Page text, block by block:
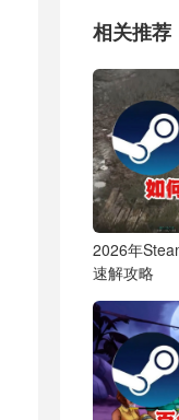
相关推荐
2026年
速解攻略